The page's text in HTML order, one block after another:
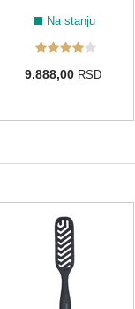
Na stanju
9.888,00 RSD